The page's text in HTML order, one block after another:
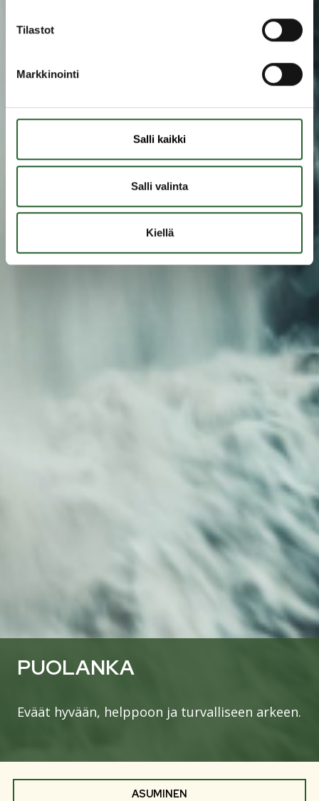
Tilastot
Markkinointi
Salli kaikki
Salli valinta
Kiellä
PUOLANKA
Eväät hyvään, helppoon ja turvalliseen arkeen.
ASUMINEN